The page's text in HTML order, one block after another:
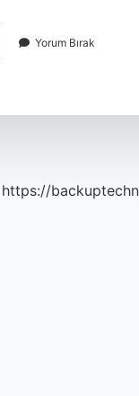
Yorum Bırak
https://